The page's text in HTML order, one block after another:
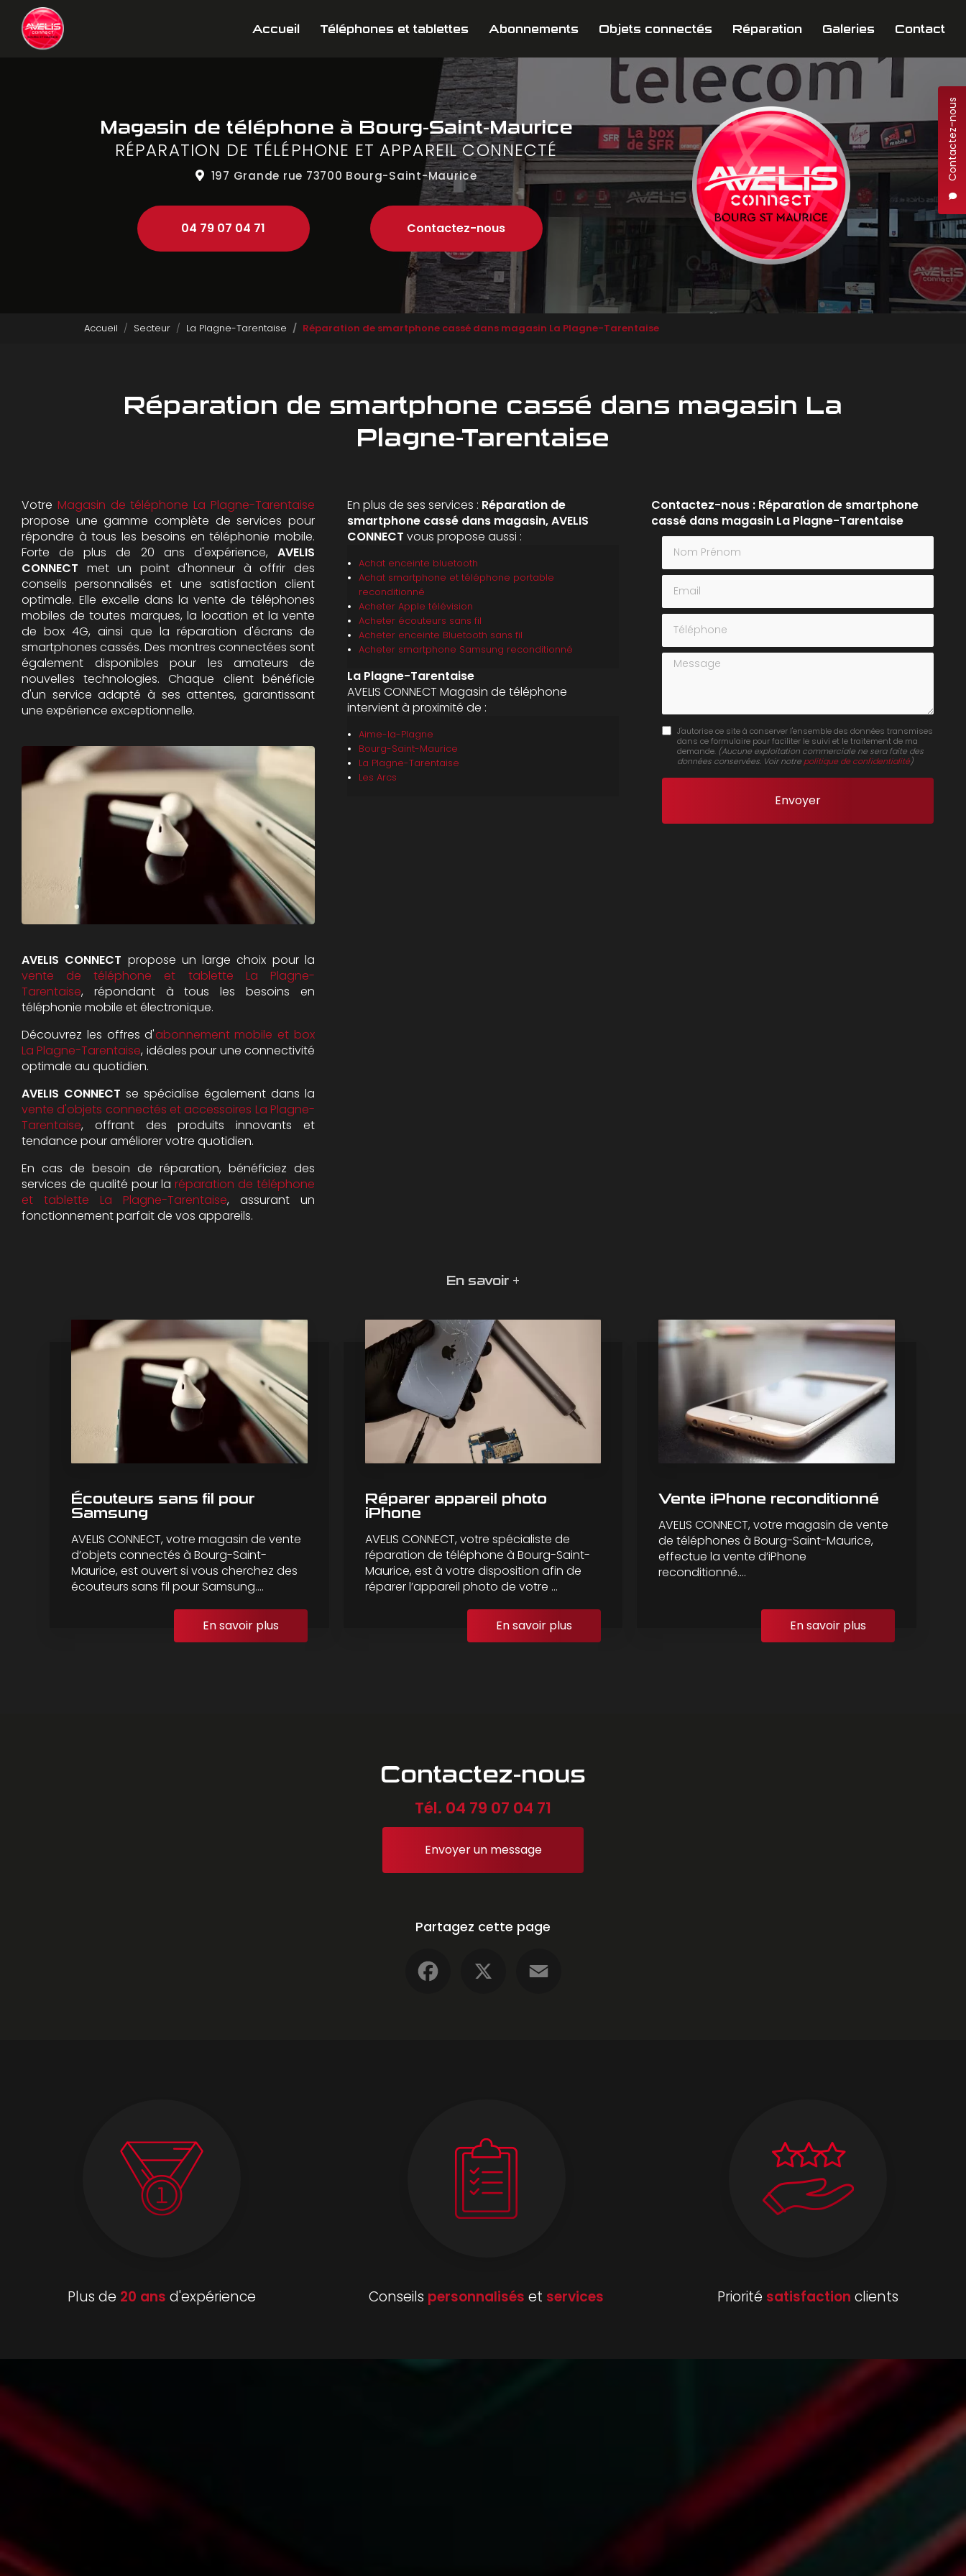
contenu
principal
Contactez-nous
Accueil
Téléphones et tablettes Abonnements Objets connectés Réparation Galeries Contact
Magasin de téléphone à Bourg-Saint-Maurice
RÉPARATION DE TÉLÉPHONE ET APPAREIL CONNECTÉ
197 Grande rue 73700 Bourg-Saint-Maurice
04 79 07 04 71 Contactez-nous
Accueil Secteur La Plagne-Tarentaise Réparation de smartphone cassé dans magasin La Plagne-Tarentaise
Réparation de smartphone cassé dans magasin La
Plagne-Tarentaise
Votre Magasin de téléphone La Plagne-Tarentaise
propose une gamme complète de services pour
répondre à tous les besoins en téléphonie mobile.
Forte de plus de 20 ans d'expérience, AVELIS
CONNECT met un point d'honneur à offrir des
conseils personnalisés et une satisfaction client
optimale. Elle excelle dans la vente de téléphones
mobiles de toutes marques, la location et la vente
de box 4G, ainsi que la réparation d'écrans de
smartphones cassés. Des montres connectées sont
également disponibles pour les amateurs de
nouvelles technologies. Chaque client bénéficie
d'un service adapté à ses attentes, garantissant
une expérience exceptionnelle.
AVELIS CONNECT propose un large choix pour la
vente de téléphone et tablette La Plagne-
Tarentaise, répondant à tous les besoins en
téléphonie mobile et électronique.
Découvrez les offres d'abonnement mobile et box
La Plagne-Tarentaise, idéales pour une connectivité
optimale au quotidien.
AVELIS CONNECT se spécialise également dans la
vente d'objets connectés et accessoires La Plagne-
Tarentaise, offrant des produits innovants et
tendance pour améliorer votre quotidien.
En cas de besoin de réparation, bénéficiez des
services de qualité pour laréparation de téléphone
et tablette La Plagne-Tarentaise, assurant un
fonctionnement parfait de vos appareils.
En plus de ses services : Réparation de
smartphone cassé dans magasin, AVELIS
CONNECT vous propose aussi :
Achat enceinte bluetooth
Achat smartphone et téléphone portable
reconditionné
Acheter Apple télévision
Acheter écouteurs sans fil
Acheter enceinte Bluetooth sans fil
Acheter smartphone Samsung reconditionné
La Plagne-Tarentaise
AVELIS CONNECT Magasin de téléphone
intervient à proximité de :
Aime-la-Plagne
Bourg-Saint-Maurice
La Plagne-Tarentaise
Les Arcs
Contactez-nous : Réparation de smartphone
cassé dans magasin La Plagne-Tarentaise
Nom Prénom
Email
Téléphone
Message
J'autorise ce site à conserver l'ensemble des données transmises
dans ce formulaire pour faciliter le suivi et le traitement de ma
demande. (Aucune exploitation commerciale ne sera faite des
données conservées. Voir notre politique de confidentialité)
En savoir +
Écouteurs sans fil pour
Samsung
AVELIS CONNECT, votre magasin de vente
d’objets connectés à Bourg-Saint-
Maurice, est ouvert si vous cherchez des
écouteurs sans fil pour Samsung....
En savoir plus
Réparer appareil photo
iPhone
AVELIS CONNECT, votre spécialiste de
réparation de téléphone à Bourg-Saint-
Maurice, est à votre disposition afin de
réparer l’appareil photo de votre ...
En savoir plus
Vente iPhone reconditionné
AVELIS CONNECT, votre magasin de vente
de téléphones à Bourg-Saint-Maurice,
effectue la vente d’iPhone
reconditionné....
En savoir plus
Contactez-nous
Tél. 04 79 07 04 71
Envoyer un message
Partagez cette page
Plus de 20 ans d'expérience Conseils personnalisés et services Priorité satisfaction clients